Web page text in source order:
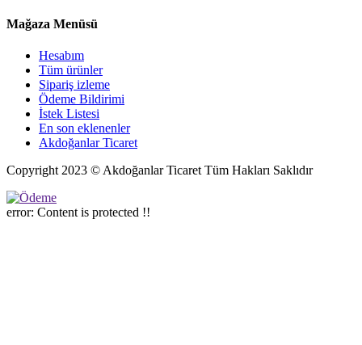
Mağaza Menüsü
Hesabım
Tüm ürünler
Sipariş izleme
Ödeme Bildirimi
İstek Listesi
En son eklenenler
Akdoğanlar Ticaret
Copyright 2023 © Akdoğanlar Ticaret Tüm Hakları Saklıdır
error: Content is protected !!